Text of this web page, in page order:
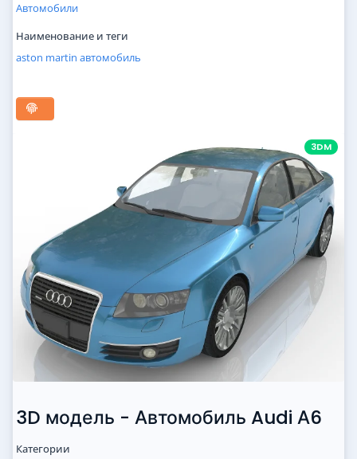
Автомобили
Наименование и теги
aston martin автомобиль
3DM
3D модель - Автомобиль Audi А6
Категории